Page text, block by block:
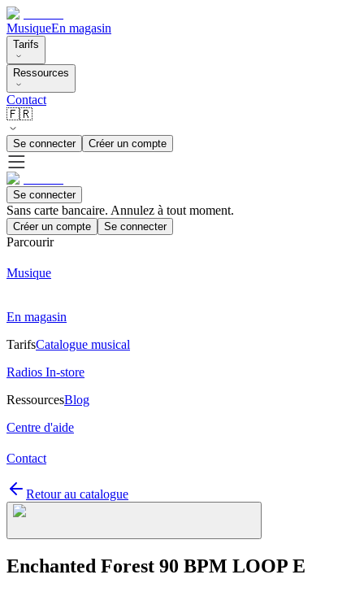
MusiqueEn magasin
Tarifs
Ressources
Contact
🇫🇷
Se connecter Créer un compte
Se connecter
Sans carte bancaire. Annulez à tout moment.
Créer un compte Se connecter
Parcourir
Musique
En magasin
TarifsCatalogue musical
Radios In-store
RessourcesBlog
Centre d'aide
Contact
Retour au catalogue
Enchanted Forest 90 BPM LOOP E